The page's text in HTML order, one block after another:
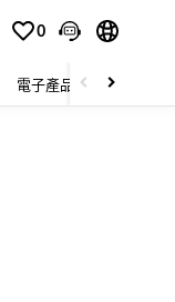
0
電子產品 玩具